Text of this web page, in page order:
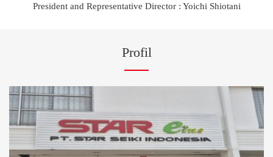
President and Representative Director : Yoichi Shiotani
Profil